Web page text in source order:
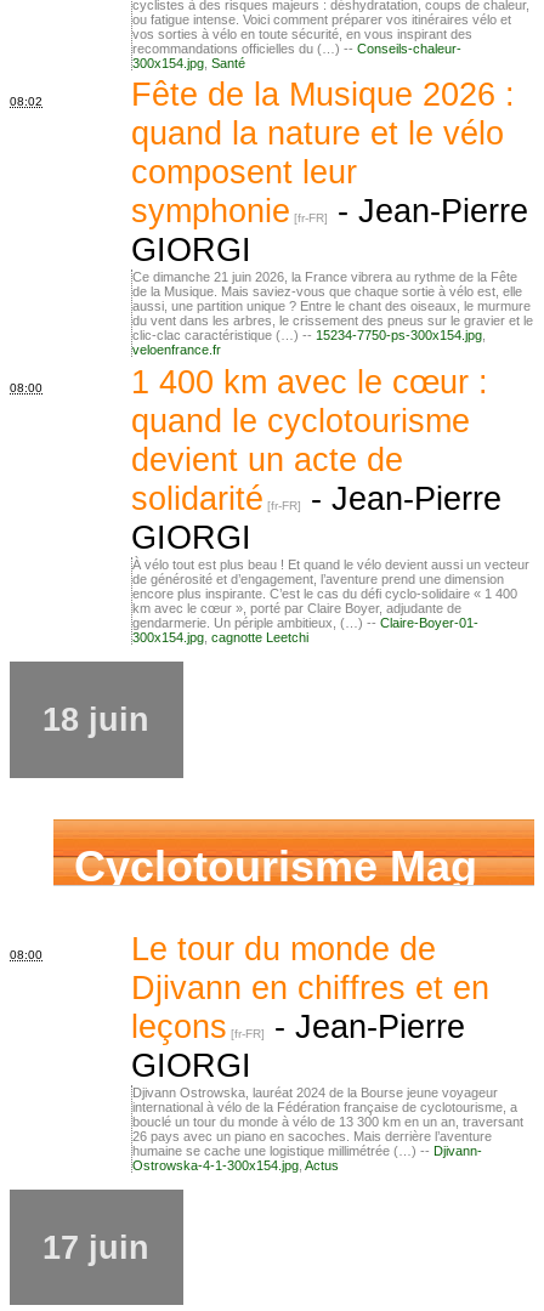
cyclistes à des risques majeurs : déshydratation, coups de chaleur,
ou fatigue intense. Voici comment préparer vos itinéraires vélo et
vos sorties à vélo en toute sécurité, en vous inspirant des
recommandations officielles du (…) -- Conseils-chaleur-
300x154.jpg Santé
08:02
Fête de la Musique 2026 :
quand la nature et le vélo
composent leur
symphonie
- Jean-Pierre
GIORGI
Ce dimanche 21 juin 2026, la France vibrera au rythme de la Fête
de la Musique. Mais saviez-vous que chaque sortie à vélo est, elle
aussi, une partition unique ? Entre le chant des oiseaux, le murmure
du vent dans les arbres, le crissement des pneus sur le gravier et le
clic-clac caractéristique (…) -- 15234-7750-ps-300x154.jpg
veloenfrance.fr
08:00
1 400 km avec le cœur :
quand le cyclotourisme
devient un acte de
solidarité
- Jean-Pierre
GIORGI
À vélo tout est plus beau ! Et quand le vélo devient aussi un vecteur
de générosité et d’engagement, l’aventure prend une dimension
encore plus inspirante. C’est le cas du défi cyclo-solidaire « 1 400
km avec le cœur », porté par Claire Boyer, adjudante de
gendarmerie. Un périple ambitieux, (…) -- Claire-Boyer-01-
300x154.jpg cagnotte Leetchi
18 juin
Cyclotourisme Mag
08:00
Le tour du monde de
Djivann en chiffres et en
leçons
- Jean-Pierre
GIORGI
Djivann Ostrowska, lauréat 2024 de la Bourse jeune voyageur
international à vélo de la Fédération française de cyclotourisme, a
bouclé un tour du monde à vélo de 13 300 km en un an, traversant
26 pays avec un piano en sacoches. Mais derrière l’aventure
humaine se cache une logistique millimétrée (…) -- Djivann-
Ostrowska-4-1-300x154.jpg Actus
17 juin